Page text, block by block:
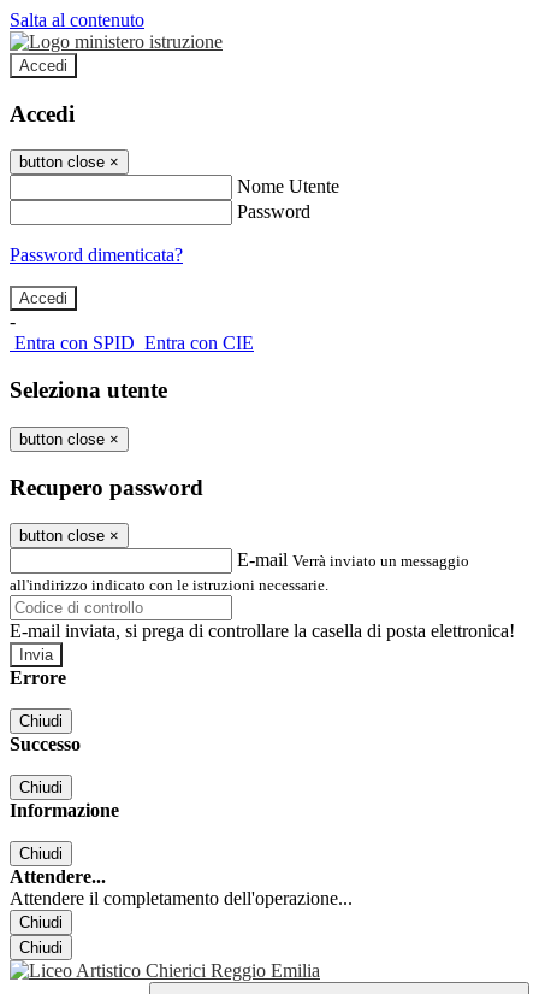
Salta al contenuto
Accedi
Accedi
button close ×
Nome Utente
Password
Password dimenticata?
-
Entra con SPID Entra con CIE
Seleziona utente
button close ×
Recupero password
button close ×
E-mail Verrà inviato un messaggio
all'indirizzo indicato con le istruzioni necessarie.
E-mail inviata, si prega di controllare la casella di posta elettronica!
Errore
Chiudi
Successo
Chiudi
Informazione
Chiudi
Attendere...
Attendere il completamento dell'operazione...
Chiudi
Chiudi